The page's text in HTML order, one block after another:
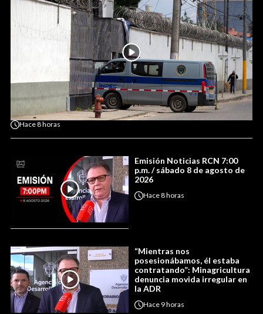
Hace8 horas
Emisión Noticias RCN 7:00
p.m. / sábado 8 de agosto de
2026
Hace8 horas
“Mientras nos
posesionábamos, él estaba
contratando”: Minagricultura
denuncia movida irregular en
la ADR
Hace 9 horas